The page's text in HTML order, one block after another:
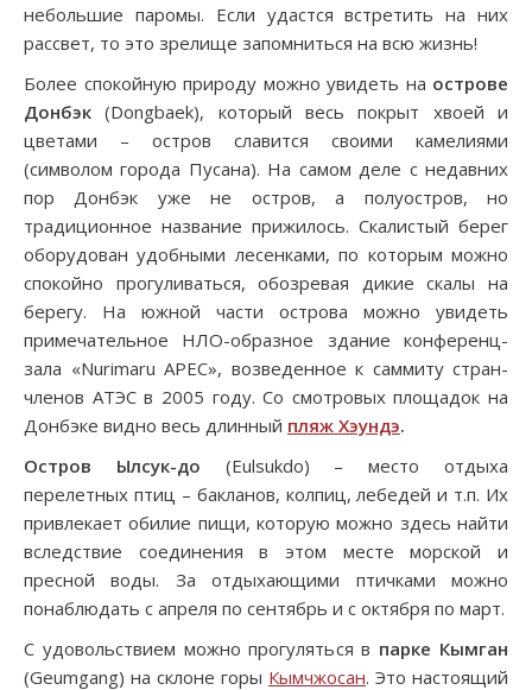
небольшие паромы. Если удастся встретить на них
рассвет, то это зрелище запомниться на всю жизнь!
Более спокойную природу можно увидеть на острове
Донбэк (Dongbaek), который весь покрыт хвоей и
цветами – остров славится своими камелиями
(символом города Пусана). На самом деле с недавних
пор Донбэк уже не остров, а полуостров, но
традиционное название прижилось. Скалистый берег
оборудован удобными лесенками, по которым можно
спокойно прогуливаться, обозревая дикие скалы на
берегу. На южной части острова можно увидеть
примечательное НЛО-образное здание конференц-
зала «Nurimaru APEC», возведенное к саммиту стран-
членов АТЭС в 2005 году. Со смотровых площадок на
Донбэке видно весь длинный пляж Хэундэ.
Остров Ылсук-до (Eulsukdo) – место отдыха
перелетных птиц – бакланов, колпиц, лебедей и т.п. Их
привлекает обилие пищи, которую можно здесь найти
вследствие соединения в этом месте морской и
пресной воды. За отдыхающими птичками можно
понаблюдать с апреля по сентябрь и с октября по март.
С удовольствием можно прогуляться в парке Кымган
(Geumgang) на склоне горы Кымчжосан. Это настоящий